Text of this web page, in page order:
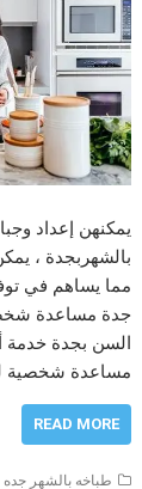
يمكنهن إعداد
بالشهربجدة ،
مما يساهم في
جدة مساعدة
السن بجدة خدمة
مساعدة شخصية
READ MORE
طباخه بالشهر جده